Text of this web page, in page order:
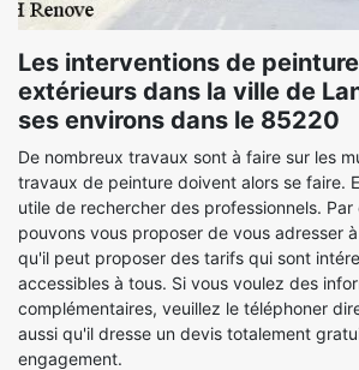
Les interventions de
extérieurs dans la ville de
ses environs dans le 85220
De nombreux travaux sont à faire sur les
travaux de peinture doivent alors se faire.
utile de rechercher des professionnels.
pouvons vous proposer de vous adresser
qu'il peut proposer des tarifs qui sont
accessibles à tous. Si vous voulez des
complémentaires, veuillez le téléphoner
aussi qu'il dresse un devis totalement
engagement.